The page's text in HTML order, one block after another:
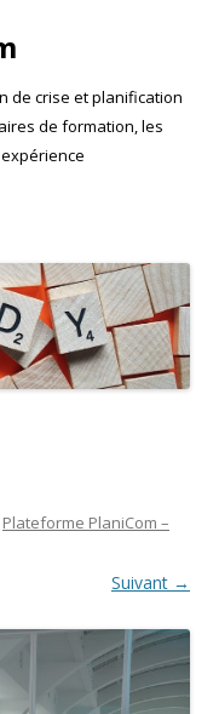
de crise et planification
de formation, les
Plateforme PlaniCom –
Suivant →